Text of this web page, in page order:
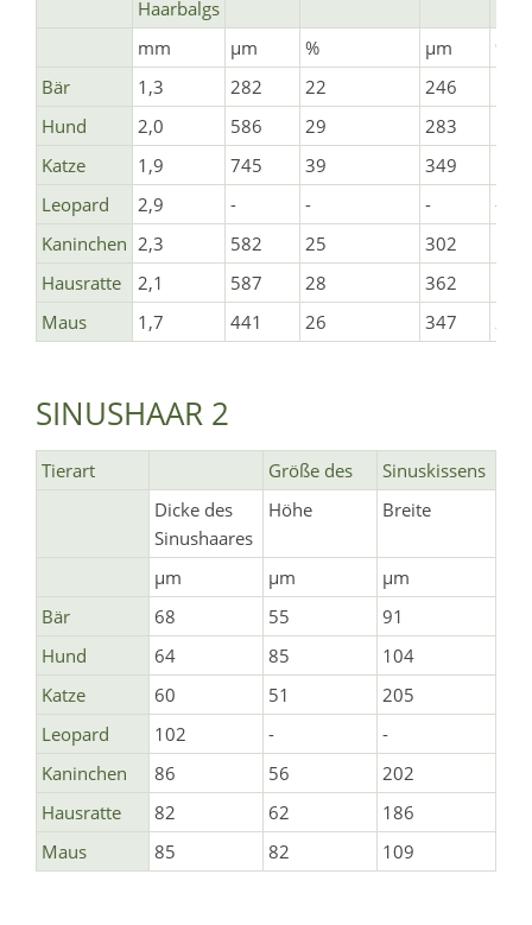
Haarbalgs
mm
µm % µm
%
Bär
1,3 282 22 246
Hund
2,0 586 29 283
Katze
1,9 745 39 349
Leopard
2,9 - - -
-
Kaninchen 2,3 582 25 302
Hausratte
2,1 587 28 362
Maus
1,7 441 26 347 20
SINUSHAAR 2
Tierart Größe des
Sinuskissens
Dicke des
Sinushaares
Höhe Breite
µm µm
µm
Bär
68 55
91
Hund
64 85
104
Katze
60 51
205
Leopard
102 -
-
Kaninchen
86 56
202
Hausratte
82 62
186
Maus
85 82 109